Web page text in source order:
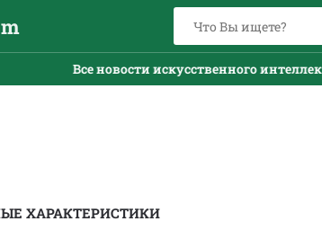
Все новости искусственного интеллекта →
ХАРАКТЕРИСТИКИ